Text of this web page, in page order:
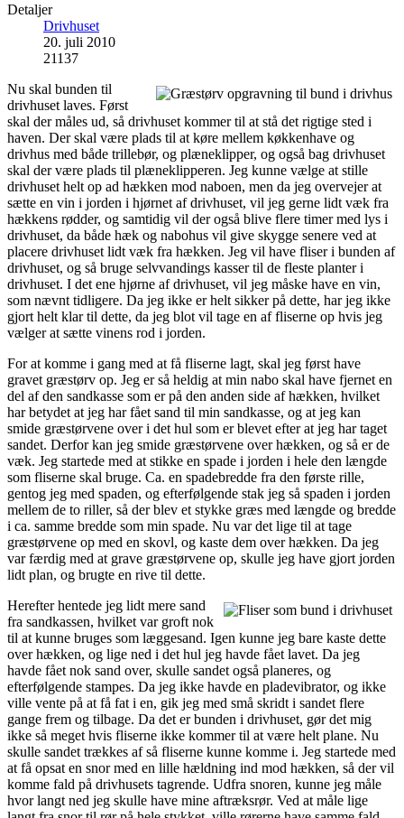
Detaljer
Drivhuset
20. juli 2010
21137
Nu skal bunden til
drivhuset laves. Først
skal der måles ud, så drivhuset kommer til at stå det rigtige sted i
haven. Der skal være plads til at køre mellem køkkenhave og
drivhus med både trillebør, og plæneklipper, og også bag drivhuset
skal der være plads til plæneklipperen. Jeg kunne vælge at stille
drivhuset helt op ad hækken mod naboen, men da jeg overvejer at
sætte en vin i jorden i hjørnet af drivhuset, vil jeg gerne lidt væk fra
hækkens rødder, og samtidig vil der også blive flere timer med lys i
drivhuset, da både hæk og nabohus vil give skygge senere ved at
placere drivhuset lidt væk fra hækken. Jeg vil have fliser i bunden af
drivhuset, og så bruge selvvandings kasser til de fleste planter i
drivhuset. I det ene hjørne af drivhuset, vil jeg måske have en vin,
som nævnt tidligere. Da jeg ikke er helt sikker på dette, har jeg ikke
gjort helt klar til dette, da jeg blot vil tage en af fliserne op hvis jeg
vælger at sætte vinens rod i jorden.
For at komme i gang med at få fliserne lagt, skal jeg først have
gravet græstørv op. Jeg er så heldig at min nabo skal have fjernet en
del af den sandkasse som er på den anden side af hækken, hvilket
har betydet at jeg har fået sand til min sandkasse, og at jeg kan
smide græstørvene over i det hul som er blevet efter at jeg har taget
sandet. Derfor kan jeg smide græstørvene over hækken, og så er de
væk. Jeg startede med at stikke en spade i jorden i hele den længde
som fliserne skal bruge. Ca. en spadebredde fra den første rille,
gentog jeg med spaden, og efterfølgende stak jeg så spaden i jorden
mellem de to riller, så der blev et stykke græs med længde og bredde
i ca. samme bredde som min spade. Nu var det lige til at tage
græstørvene op med en skovl, og kaste dem over hækken. Da jeg
var færdig med at grave græstørvene op, skulle jeg have gjort jorden
lidt plan, og brugte en rive til dette.
Herefter hentede jeg lidt mere sand
fra sandkassen, hvilket var groft nok
til at kunne bruges som læggesand. Igen kunne jeg bare kaste dette
over hækken, og lige ned i det hul jeg havde fået lavet. Da jeg
havde fået nok sand over, skulle sandet også planeres, og
efterfølgende stampes. Da jeg ikke havde en pladevibrator, og ikke
ville vente på at få fat i en, gik jeg med små skridt i sandet flere
gange frem og tilbage. Da det er bunden i drivhuset, gør det mig
ikke så meget hvis fliserne ikke kommer til at være helt plane. Nu
skulle sandet trækkes af så fliserne kunne komme i. Jeg startede med
at få opsat en snor med en lille hældning ind mod hækken, så der vil
komme fald på drivhusets tagrende. Udfra snoren, kunne jeg måle
hvor langt ned jeg skulle have mine aftræksrør. Ved at måle lige